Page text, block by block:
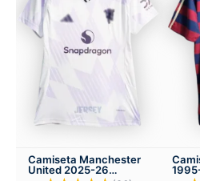
Camiseta Manchester
United 2025-26